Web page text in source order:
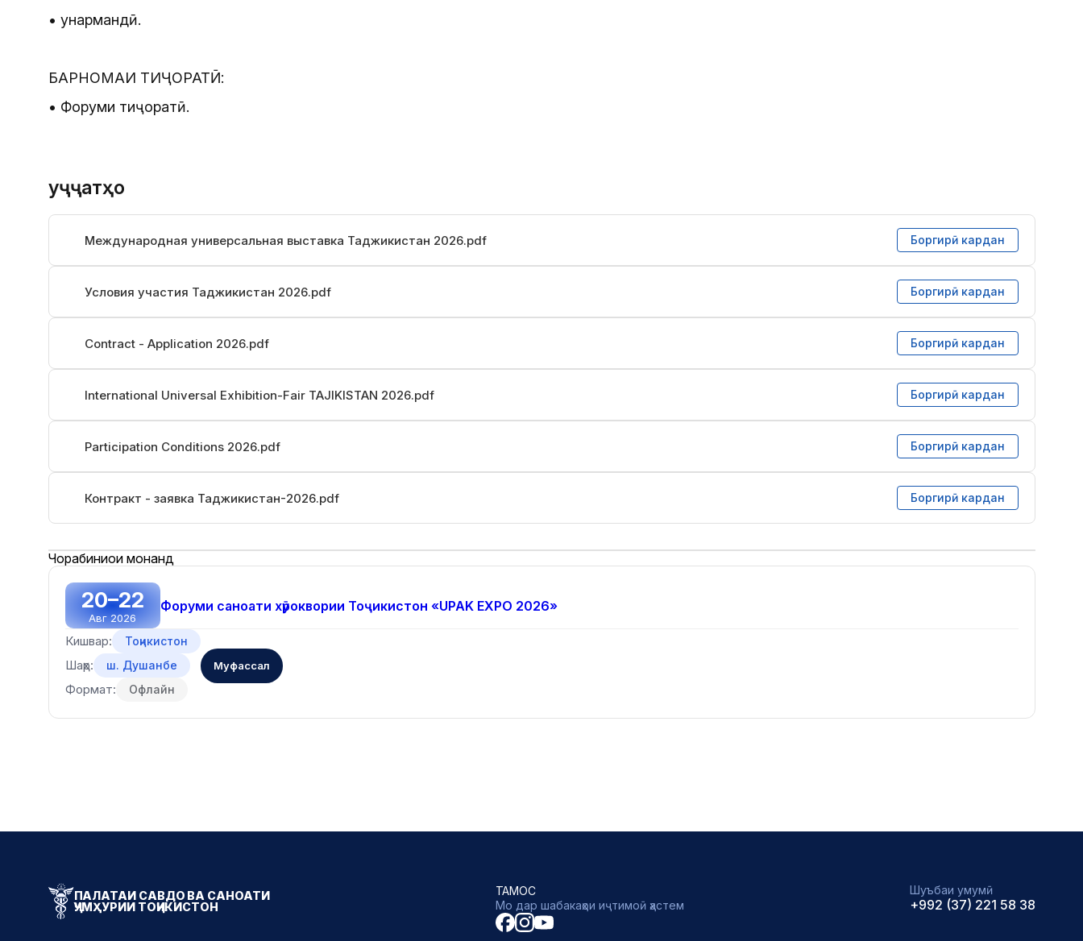
• Ҳунармандӣ.
БАРНОМАИ ТИҶОРАТӢ:
• Форуми тиҷоратӣ.
Ҳуҷҷатҳо
Международная универсальная выставка Таджикистан 2026.pdf Боргирӣ кардан
Условия участия Таджикистан 2026.pdf Боргирӣ кардан
Contract - Application 2026.pdf Боргирӣ кардан
International Universal Exhibition-Fair TAJIKISTAN 2026.pdf Боргирӣ кардан
Participation Conditions 2026.pdf Боргирӣ кардан
Контракт - заявка Таджикистан-2026.pdf Боргирӣ кардан
Чорабиниҳои монанд
20–22
Авг 2026
Форуми саноати хӯроквории Тоҷикистон «UPAK EXPO 2026»
Кишвар: Тоҷикистон
Шаҳр: ш. Душанбе
Формат: Офлайн
Муфассал
ПАЛАТАИ САВДО ВА САНОАТИ
ҶУМҲУРИИ ТОҶИКИСТОН
ТАМОС
Мо дар шабакаҳои иҷтимоӣ ҳастем
Шуъбаи умумӣ
+992 (37) 221 58 38